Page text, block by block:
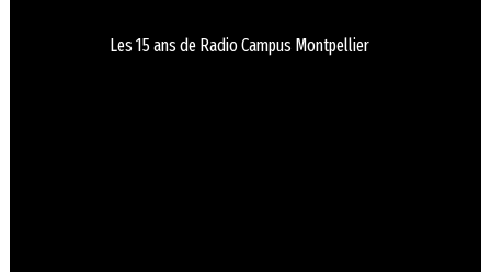
Les 15 ans de Radio Campus Montpellier